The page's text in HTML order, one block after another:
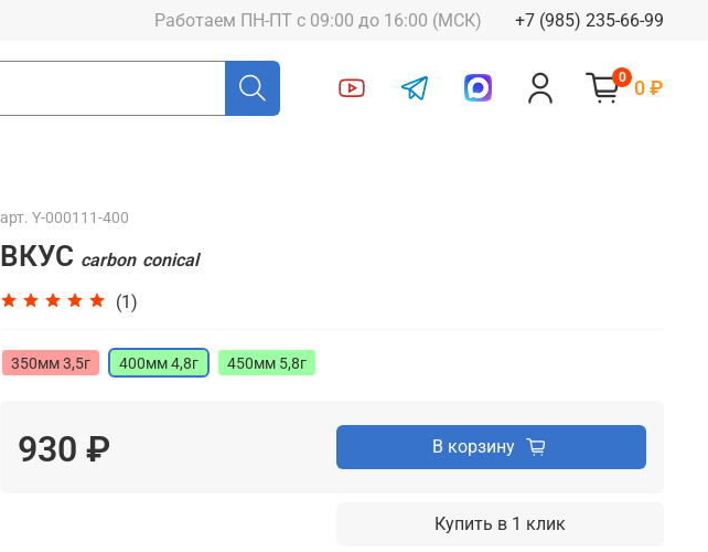
Работаем ПН-ПТ с 09:00 до 16:00 (МСК) +7 (985) 235-66-99
0 0 ₽
арт. Y-000111-400
ВКУС carbon conical
(1)
350мм 3,5г 400мм 4,8г 450мм 5,8г
930 ₽ В корзину
Купить в 1 клик